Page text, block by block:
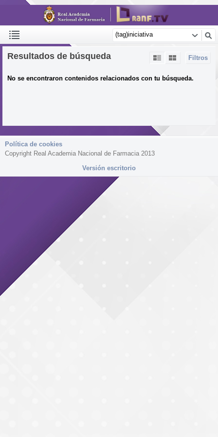
Filtros
Resultados de búsqueda
No se encontraron contenidos relacionados con tu búsqueda.
Política de cookies
Copyright Real Academia Nacional de Farmacia 2013
Versión escritorio